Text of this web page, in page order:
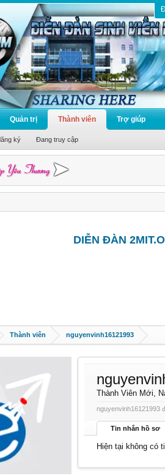
Quản trị Thành viên
ký Đang truy cập
Trợ giúp
DIỄN ĐÀN
Thành viên nguyenvinh16121993
Thành Viên Mới,
nguyenvinh16121993
Tin nhắn hồ sơ
Hiện tại không có